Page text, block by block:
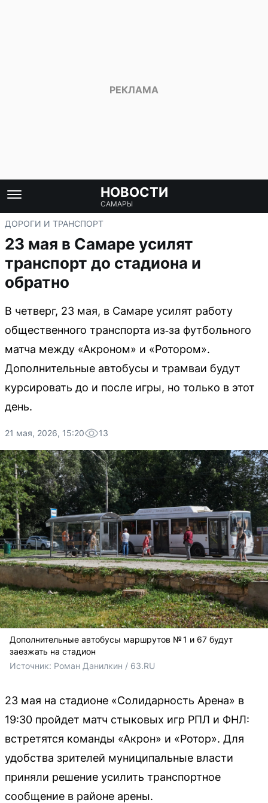
НОВОСТИ
САМАРЫ
ДОРОГИ И ТРАНСПОРТ
23 мая в Самаре усилят
транспорт до стадиона и
обратно
В четверг, 23 мая, в Самаре усилят работу
общественного транспорта из‑за футбольного
матча между «Акроном» и «Ротором».
Дополнительные автобусы и трамваи будут
курсировать до и после игры, но только в этот
день.
21 мая, 2026, 15:20 13
Дополнительные автобусы маршрутов № 1 и 67 будут
заезжать на стадион
Источник: Роман Данилкин / 63.RU
23 мая на стадионе «Солидарность Арена» в
19:30 пройдет матч стыковых игр РПЛ и ФНЛ:
встретятся команды «Акрон» и «Ротор». Для
удобства зрителей муниципальные власти
приняли решение усилить транспортное
сообщение в районе арены.